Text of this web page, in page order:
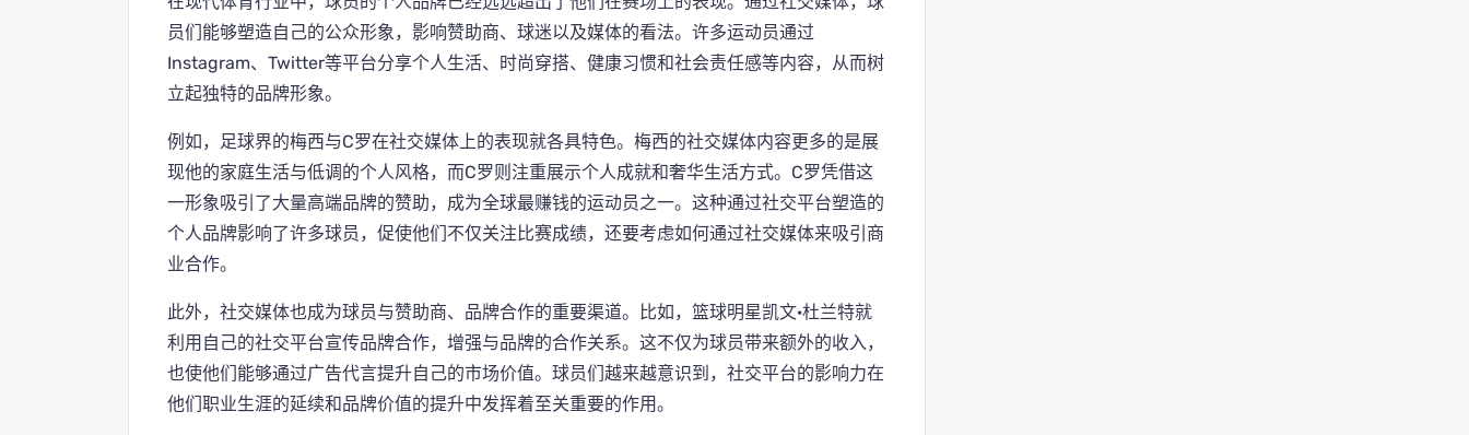
员们能够塑造自己的公众形象，影响赞助商、球迷以及媒体的看法。许多运动员通过
Instagram、Twitter等平台分享个人生活、时尚穿搭、健康习惯和社会责任感等内容，从而树
立起独特的品牌形象。
例如，足球界的梅西与C罗在社交媒体上的表现就各具特色。梅西的社交媒体内容更多的是展
现他的家庭生活与低调的个人风格，而C罗则注重展示个人成就和奢华生活方式。C罗凭借这
一形象吸引了大量高端品牌的赞助，成为全球最赚钱的运动员之一。这种通过社交平台塑造的
个人品牌影响了许多球员，促使他们不仅关注比赛成绩，还要考虑如何通过社交媒体来吸引商
业合作。
此外，社交媒体也成为球员与赞助商、品牌合作的重要渠道。比如，篮球明星凯文·杜兰特就
利用自己的社交平台宣传品牌合作，增强与品牌的合作关系。这不仅为球员带来额外的收入，
也使他们能够通过广告代言提升自己的市场价值。球员们越来越意识到，社交平台的影响力在
他们职业生涯的延续和品牌价值的提升中发挥着至关重要的作用。